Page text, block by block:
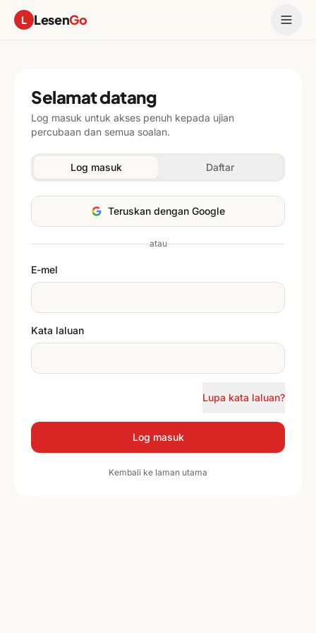
L LesenGo
Selamat datang
Log masuk untuk akses penuh kepada ujian
percubaan dan semua soalan.
Log masuk Daftar
Teruskan dengan Google
atau
E-mel
Kata laluan
Lupa kata laluan?
Log masuk
Kembali ke laman utama